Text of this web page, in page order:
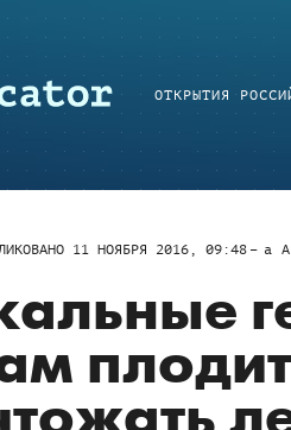
ОТКРЫТИЯ
11 НОЯБРЯ 2016, 09:48 a A